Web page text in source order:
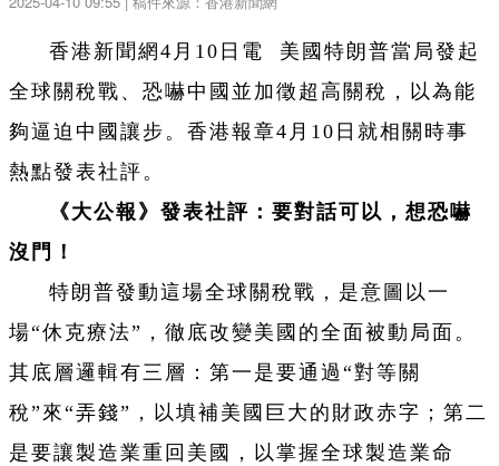
香港新聞網4月10日電 美國特朗普當局發起
全球關稅戰、恐嚇中國並加徵超高關稅，以為能
夠逼迫中國讓步。香港報章4月10日就相關時事
熱點發表社評。
《大公報》發表社評：要對話可以，想恐嚇
沒門！
特朗普發動這場全球關稅戰，是意圖以一
場“休克療法”，徹底改變美國的全面被動局面。
其底層邏輯有三層：第一是要通過“對等關
稅”來“弄錢”，以填補美國巨大的財政赤字；第二
是要讓製造業重回美國，以掌握全球製造業命